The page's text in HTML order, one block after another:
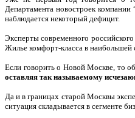
Департамента новостроек
наблюдается некоторый дефицит.
Эксперты современного
Жилье комфорт-класса в наибольшей
Если говорить о Новой Москве, то
оставляя так называемому
Да и в границах старой Москвы
ситуация складывается в сегменте